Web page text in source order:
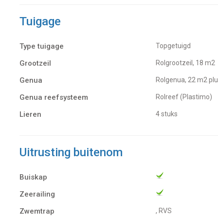
Tuigage
Type tuigage Topgetuigd
Grootzeil Rolgrootzeil, 18 m2
Genua Rolgenua, 22 m2
Genua reefsysteem Rolreef (Plastimo)
Lieren 4 stuks
Uitrusting buitenom
Buiskap
Zeerailing
Zwemtrap
, RVS